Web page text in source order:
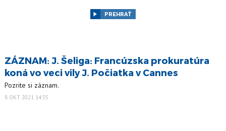
PREHRAŤ
ZÁZNAM: J. Šeliga: Francúzska prokuratúra
koná vo veci vily J. Počiatka v Cannes
Pozrite si záznam.
8 OKT 2021 14:35